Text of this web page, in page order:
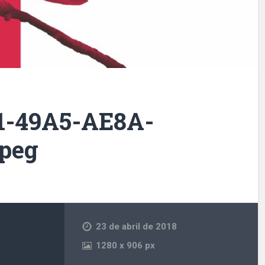
49A5-AE8A-
23 de abril de 2018
1280x 906 px